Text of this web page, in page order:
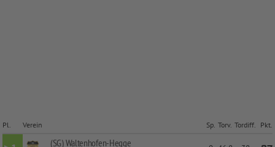
Pl. Verein Sp. Torv. Tordiff. Pkt.
(SG) Waltenhofen-Hegge